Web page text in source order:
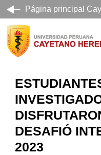
Página principal
DESAFIÓ
2023